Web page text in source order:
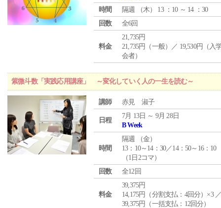
時間
隔週 （木） 13 ：10 ～ 14 ：30
回数
全6回
料金
21,735円
21,735円（一般）／ 19,530円（入
会者）
紫微斗数「実践応用講座」 ～変化していく人の一生を読む～
講師 赤見 淑子
日程
7月 13日 ～ 9月 28日
B Week
時間
隔週 （金）
13：10～14：30／14：50～16：10
（1日2コマ）
回数
全12回
料金
39,375円
14,175円（分割支払：4回分）×3
39,375円（一括支払：12回分）